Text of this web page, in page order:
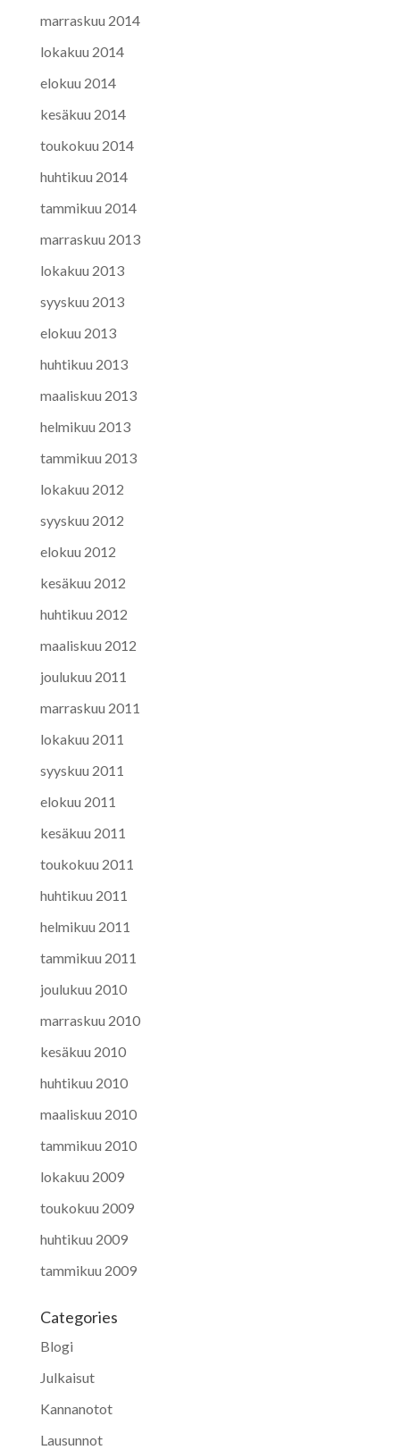
marraskuu 2014
lokakuu 2014
elokuu 2014
kesäkuu 2014
toukokuu 2014
huhtikuu 2014
tammikuu 2014
marraskuu 2013
lokakuu 2013
syyskuu 2013
elokuu 2013
huhtikuu 2013
maaliskuu 2013
helmikuu 2013
tammikuu 2013
lokakuu 2012
syyskuu 2012
elokuu 2012
kesäkuu 2012
huhtikuu 2012
maaliskuu 2012
joulukuu 2011
marraskuu 2011
lokakuu 2011
syyskuu 2011
elokuu 2011
kesäkuu 2011
toukokuu 2011
huhtikuu 2011
helmikuu 2011
tammikuu 2011
joulukuu 2010
marraskuu 2010
kesäkuu 2010
huhtikuu 2010
maaliskuu 2010
tammikuu 2010
lokakuu 2009
toukokuu 2009
huhtikuu 2009
tammikuu 2009
Categories
Blogi
Julkaisut
Kannanotot
Lausunnot